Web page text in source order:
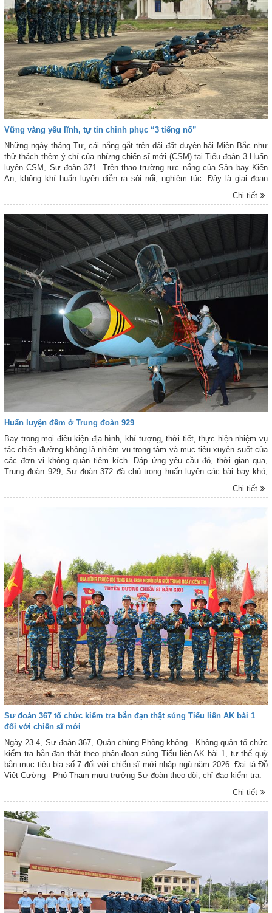
Vững vàng yếu lĩnh, tự tin chinh phục “3 tiếng nổ”
Những ngày tháng Tư, cái nắng gắt trên dải đất duyên hải Miền Bắc như
thử thách thêm ý chí của những chiến sĩ mới (CSM) tại Tiểu đoàn 3 Huấn
luyện CSM, Sư đoàn 371. Trên thao trường rực nắng của Sân bay Kiến
An, không khí huấn luyện diễn ra sôi nổi, nghiêm túc. Đây là giai đoạn
quan trọng để CSM khổ luyện yếu lĩnh, rèn luyện bản lĩnh, quyết tâm giành
Chi tiết
Huấn luyện đêm ở Trung đoàn 929
Bay trong mọi điều kiện địa hình, khí tượng, thời tiết, thực hiện nhiệm vụ
tác chiến đường không là nhiệm vụ trọng tâm và mục tiêu xuyên suốt của
các đơn vị không quân tiêm kích. Đáp ứng yêu cầu đó, thời gian qua,
Trung đoàn 929, Sư đoàn 372 đã chú trọng huấn luyện các bài bay khó,
đặc biệt là bay đêm, nhằm nâng cao trình độ, kỹ năng sử dụng vũ khí,
Chi tiết
Sư đoàn 367 tổ chức kiểm tra bắn đạn thật súng Tiểu liên AK bài 1
đối với chiến sĩ mới
Ngày 23-4, Sư đoàn 367, Quân chủng Phòng không - Không quân tổ chức
kiểm tra bắn đạn thật theo phân đoạn súng Tiểu liên AK bài 1, tư thế quỳ
bắn mục tiêu bia số 7 đối với chiến sĩ mới nhập ngũ năm 2026. Đại tá Đỗ
Việt Cường - Phó Tham mưu trưởng Sư đoàn theo dõi, chỉ đạo kiểm tra.
Chi tiết